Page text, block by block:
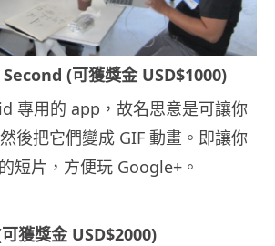
(可獲獎金 USD$1000)
專用的 app，故名思意是可讓你
後把它們變成 GIF 動畫。即讓你
短片，方便玩 Google+。
獲獎金 USD$2000)